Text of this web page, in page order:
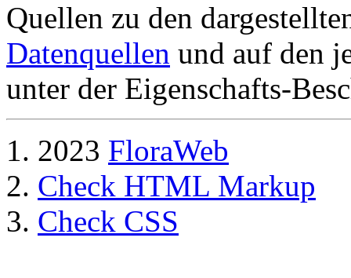
Quellen zu den
Datenquellen und auf den
unter der Eigenschafts-
2023 FloraWeb
Check HTML Markup
Check CSS